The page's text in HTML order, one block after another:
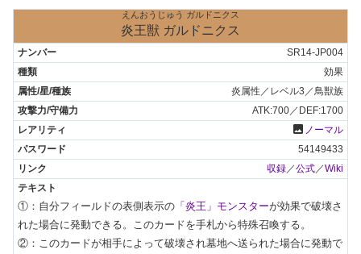
えんおうじゅう ガルドニクス
炎王獣 ガルドニクス
SR14-JP004
効果
炎属性／レベル3／鳥獣族
ATK:700／DEF:1700
photo ノーマル
54149433
収録／公式／Wiki
①：自分フィールドの表側表示の 「炎王」モンスターが効果で破壊さ
れた場合に発動できる。このカードを手札から特殊召喚する。
②：このカードが相手によって破壊され墓地へ送られた場合に発動で